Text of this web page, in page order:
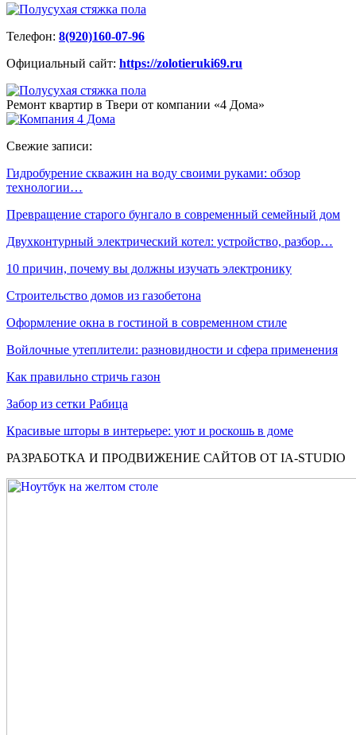
Телефон: 8(920)160-07-96
Официальный сайт: https://zolotieruki69.ru
Ремонт квартир в Твери от компании «4 Дома»
Свежие записи:
Гидробурение скважин на воду своими руками: обзор
технологии…
Превращение старого бунгало в современный семейный дом
Двухконтурный электрический котел: устройство, разбор…
10 причин, почему вы должны изучать электронику
Строительство домов из газобетона
Оформление окна в гостиной в современном стиле
Войлочные утеплители: разновидности и сфера применения
Как правильно стричь газон
Забор из сетки Рабица
Красивые шторы в интерьере: уют и роскошь в доме
РАЗРАБОТКА И ПРОДВИЖЕНИЕ САЙТОВ ОТ IA-STUDIO